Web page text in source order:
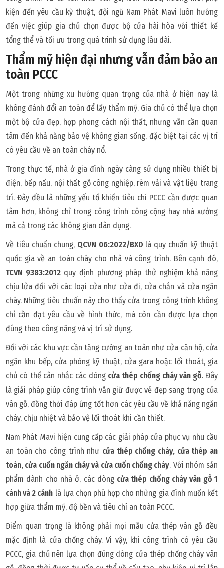
kiện đến yêu cầu kỹ thuật, đội ngũ Nam Phát Mavi luôn hướng
đến việc giúp gia chủ chọn được bộ cửa hài hòa với thiết kế
tổng thể và tối ưu trong quá trình sử dụng lâu dài.
Thẩm mỹ hiện đại nhưng vẫn đảm bảo an
toàn PCCC
Một trong những xu hướng quan trọng của nhà ở hiện nay là
không đánh đổi an toàn để lấy thẩm mỹ. Gia chủ có thể lựa chọn
một bộ cửa đẹp, hợp phong cách nội thất, nhưng vẫn cần quan
tâm đến khả năng bảo vệ không gian sống, đặc biệt tại các vị trí
có yêu cầu về an toàn cháy nổ.
Trong thực tế, nhà ở gia đình ngày càng sử dụng nhiều thiết bị
điện, bếp nấu, nội thất gỗ công nghiệp, rèm vải và vật liệu trang
trí. Đây đều là những yếu tố khiến tiêu chí PCCC cần được quan
tâm hơn, không chỉ trong công trình công cộng hay nhà xưởng
mà cả trong các không gian dân dụng.
Về tiêu chuẩn chung, QCVN 06:2022/BXD là quy chuẩn kỹ thuật
quốc gia về an toàn cháy cho nhà và công trình. Bên cạnh đó,
TCVN 9383:2012quy định phương pháp thử nghiệm khả năng
chịu lửa đối với các loại cửa như cửa đi, cửa chắn và cửa ngăn
cháy. Những tiêu chuẩn này cho thấy cửa trong công trình không
chỉ cần đạt yêu cầu về hình thức, mà còn cần được lựa chọn
đúng theo công năng và vị trí sử dụng.
Đối với các khu vực cần tăng cường an toàn như cửa căn hộ, cửa
ngăn khu bếp, cửa phòng kỹ thuật, cửa gara hoặc lối thoát, gia
chủ có thể cân nhắc các dòng cửa thép chống cháy vân gỗ. Đây
là giải pháp giúp công trình vẫn giữ được vẻ đẹp sang trọng của
vân gỗ, đồng thời đáp ứng tốt hơn các yêu cầu về khả năng ngăn
cháy, chịu nhiệt và bảo vệ lối thoát khi cần thiết.
Nam Phát Mavi hiện cung cấp các giải pháp cửa phục vụ nhu cầu
an toàn cho công trình như cửa thép chống cháy, cửa thép an
toàn, cửa cuốn ngăn cháy và cửa cuốn chống cháy. Với nhóm sản
phẩm dành cho nhà ở, các dòng cửa thép chống cháy vân gỗ 1
cánh và 2 cánh là lựa chọn phù hợp cho những gia đình muốn kết
hợp giữa thẩm mỹ, độ bền và tiêu chí an toàn PCCC.
Điểm quan trọng là không phải mọi mẫu cửa thép vân gỗ đều
mặc định là cửa chống cháy. Vì vậy, khi công trình có yêu cầu
PCCC, gia chủ nên lựa chọn đúng dòng cửa thép chống cháy vân